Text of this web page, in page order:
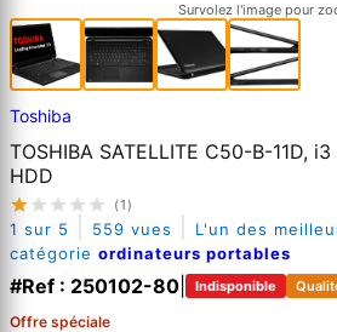
Survolez l'image pour
Toshiba
TOSHIBA SATELLITE C50-B-11D,
HDD
(1)
1 sur 5 559 vues
L'un des
catégorie ordinateurs portables
#Ref : 250102-80 Indisponible
Offre spéciale